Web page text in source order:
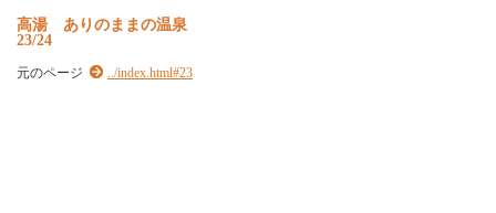
高湯 ありのままの温泉
23/24
元のページ ../index.html#23